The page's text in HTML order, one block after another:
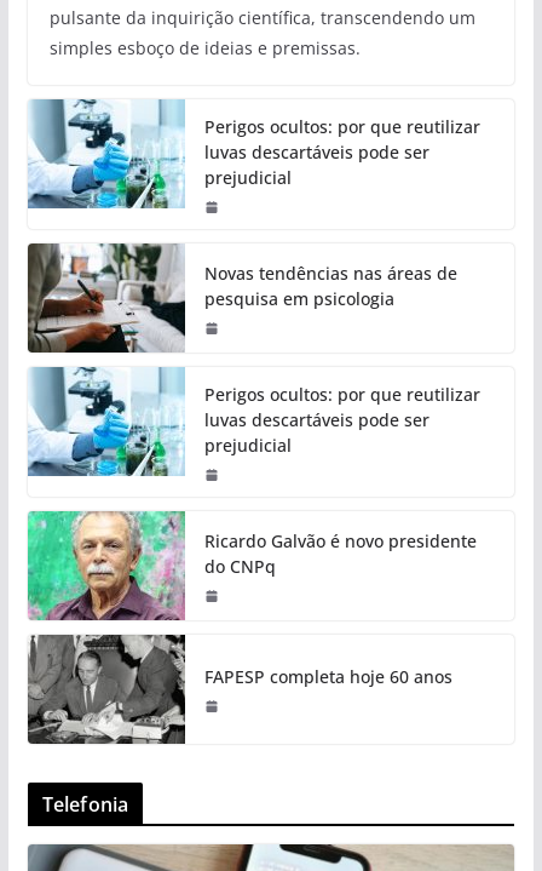
pulsante da inquirição científica, transcendendo um
simples esboço de ideias e premissas.
Perigos ocultos: por que reutilizar
luvas descartáveis pode ser
prejudicial
Novas tendências nas áreas de
pesquisa em psicologia
Perigos ocultos: por que reutilizar
luvas descartáveis pode ser
prejudicial
Ricardo Galvão é novo presidente
do CNPq
FAPESP completa hoje 60 anos
Telefonia